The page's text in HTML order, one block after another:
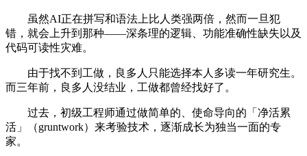
虽然AI正在拼写和语法上比人类强两倍，然而一旦犯
错，就会上升到那种——深条理的逻辑、功能准确性缺失以及
代码可读性灾难。
由于找不到工做，良多人只能选择本人多读一年研究生。
而三年前，良多人没结业，工做都曾经找好了。
过去，初级工程师通过做简单的、使命导向的「净活累
活」（gruntwork）来考验技术，逐渐成长为独当一面的专
家。